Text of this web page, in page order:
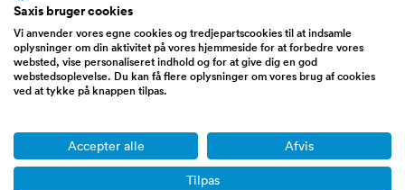
At starte et værtshus kan være en svær opgave. Der
er mange ting du skal have styr på før du kan åbne
dørene. Du skal finde lokaler, anskaffe en
alkoholbevilling, finde medarbejdere, købe interiør,
finde leverandører og meget mere.
Derfor kan det være et rigtig godt alternativ at købe
et allerede igangværende værtshus. Du kan finde et
her på siden og tage direkte kontakt til sælgeren.
Saxis bruger cookies
Vi anvender vores egne cookies og tredjepartscookies til at indsamle
oplysninger om din aktivitet på vores hjemmeside for at forbedre vores
websted, vise personaliseret indhold og for at give dig en god
webstedsoplevelse. Du kan få flere oplysninger om vores brug af cookies
ved at tykke på knappen tilpas.
Accepter alle Afvis
Tilpas